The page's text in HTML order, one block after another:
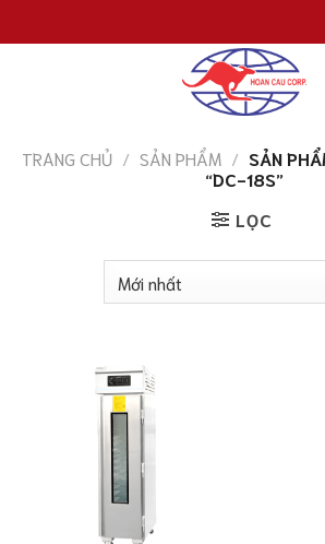
đến
TRANG CHỦ / SẢN PHẨM / SẢN
“DC-18S”
LỌC